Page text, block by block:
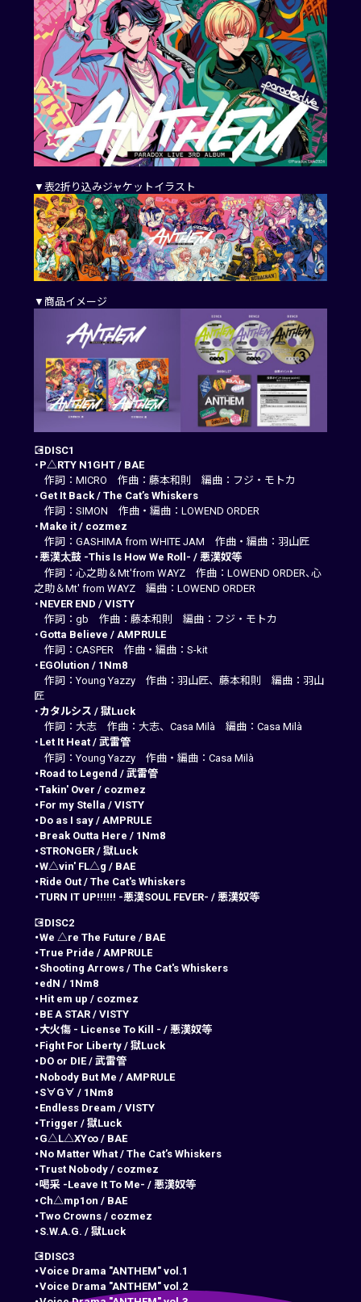
▼表2折り込みジャケットイラスト
▼商品イメージ
💽DISC1
・ P△RTY N1GHT / BAE
作詞：MICRO 作曲：藤本和則 編曲：フジ・モトカ
・ Get It Back / The Cat’s Whiskers
作詞：SIMON 作曲・編曲：LOWEND ORDER
・ Make it / cozmez
作詞：GASHIMA from WHITE JAM 作曲・編曲：羽山匠
・悪漢太鼓 -This Is How We Roll- / 悪漢奴等
作詞：心之助＆Mt'from WAYZ 作曲：LOWEND ORDER、心
之助＆Mt' from WAYZ 編曲：LOWEND ORDER
・ NEVER END / VISTY
作詞：gb 作曲：藤本和則 編曲：フジ・モトカ
・ Gotta Believe / AMPRULE
作詞：CASPER 作曲・編曲：S-kit
・ EGOlution / 1Nm8
作詞：Young Yazzy 作曲：羽山匠、藤本和則 編曲：羽山
匠
・ カタルシス / 獄Luck
作詞：大志 作曲：大志、Casa Milà 編曲：Casa Milà
・ Let It Heat / 武雷管
作詞：Young Yazzy 作曲・編曲：Casa Milà
・Road to Legend / 武雷管
・Takin' Over / cozmez
・For my Stella / VISTY
・Do as I say / AMPRULE
・Break Outta Here / 1Nm8
・STRONGER / 獄Luck
・W△vin' FL△g / BAE
・Ride Out / The Cat's Whiskers
・TURN IT UP!!!!!! -悪漢SOUL FEVER- / 悪漢奴等
💽DISC2
・We △re The Future / BAE
・True Pride / AMPRULE
・Shooting Arrows / The Cat's Whiskers
・edN / 1Nm8
・Hit em up / cozmez
・BE A STAR / VISTY
・大火傷 - License To Kill - / 悪漢奴等
・Fight For Liberty / 獄Luck
・DO or DIE / 武雷管
・Nobody But Me / AMPRULE
・S∀G∀ / 1Nm8
・Endless Dream / VISTY
・Trigger / 獄Luck
・G△L△XY∞ / BAE
・No Matter What/ The Cat’s Whiskers
・Trust Nobody/ cozmez
・喝采 -Leave It To Me-/ 悪漢奴等
・Ch△mp1on/ BAE
・Two Crowns/ cozmez
・S.W.A.G. / 獄Luck
💽DISC3
・Voice Drama "ANTHEM" vol.1
・Voice Drama "ANTHEM" vol.2